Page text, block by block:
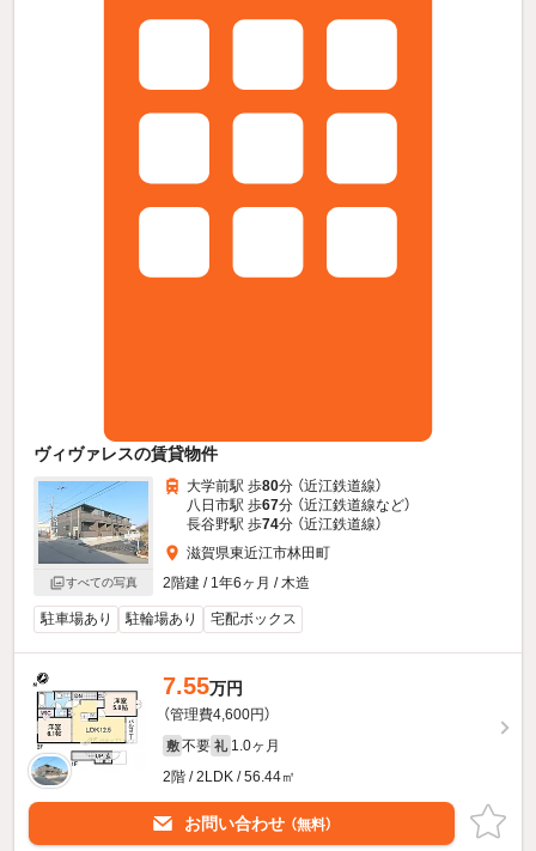
ヴィヴァレスの賃貸物件
すべての写真
大学前駅 歩80分 （近江鉄道線）
八日市駅 歩67分 （近江鉄道線など）
長谷野駅 歩74分 （近江鉄道線）
滋賀県東近江市林田町
2階建 / 1年6ヶ月 / 木造
駐車場あり 駐輪場あり 宅配ボックス
7.55万円
（管理費4,600円）
敷 不要 礼 1.0ヶ月
2階 / 2LDK / 56.44㎡
お問い合わせ （無料）